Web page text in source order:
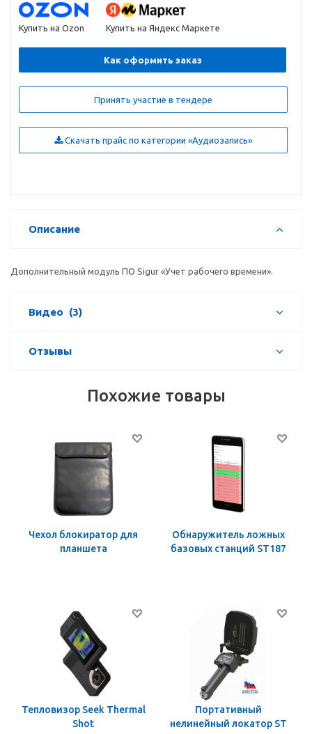
Купить на Ozon Купить на Яндекс Маркете
Как оформить заказ
Принять участие в тендере
Скачать прайс по категории «Аудиозапись»
Описание
Дополнительный модуль ПО Sigur «Учет рабочего времени».
Видео (3)
Отзывы
Похожие товары
Чехол блокиратор для
планшета
Обнаружитель ложных
базовых станций ST187
Тепловизор Seek Thermal
Shot
Портативный
нелинейный локатор ST